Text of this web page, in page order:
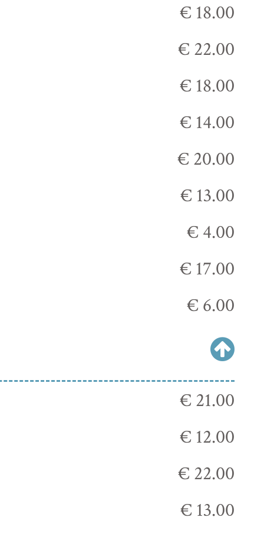
€ 18.00
€ 22.00
€ 18.00
€ 14.00
€ 20.00
€ 13.00
€ 4.00
€ 17.00
€ 6.00
€ 21.00
€ 12.00
€ 22.00
€ 13.00